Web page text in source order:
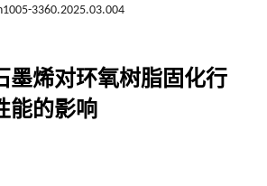
3360.2025.03.004
墨烯对环氧树脂固化行
能的影响